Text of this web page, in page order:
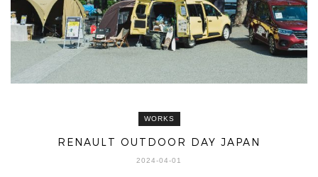
WORKS
RENAULT OUTDOOR DAY JAPAN
2024-04-01